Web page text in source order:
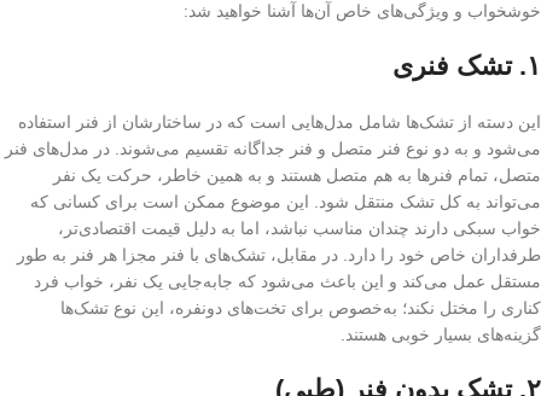
خوشخواب و ویژگی‌های خاص آن‌ها آشنا خواهید شد:
۱. تشک فنری
این دسته از تشک‌ها شامل مدل‌هایی است که در ساختارشان از فنر استفاده
می‌شود و به دو نوع فنر متصل و فنر جداگانه تقسیم می‌شوند. در مدل‌های فنر
متصل، تمام فنرها به هم متصل هستند و به همین خاطر، حرکت یک نفر
می‌تواند به کل تشک منتقل شود. این موضوع ممکن است برای کسانی که
خواب سبکی دارند چندان مناسب نباشد، اما به دلیل قیمت اقتصادی‌تر،
طرفداران خاص خود را دارد. در مقابل، تشک‌های با فنر مجزا هر فنر به طور
مستقل عمل می‌کند و این باعث می‌شود که جابه‌جایی یک نفر، خواب فرد
کناری را مختل نکند؛ به‌خصوص برای تخت‌های دونفره، این نوع تشک‌ها
گزینه‌های بسیار خوبی هستند.
۲. تشک بدون فنر (طبی)